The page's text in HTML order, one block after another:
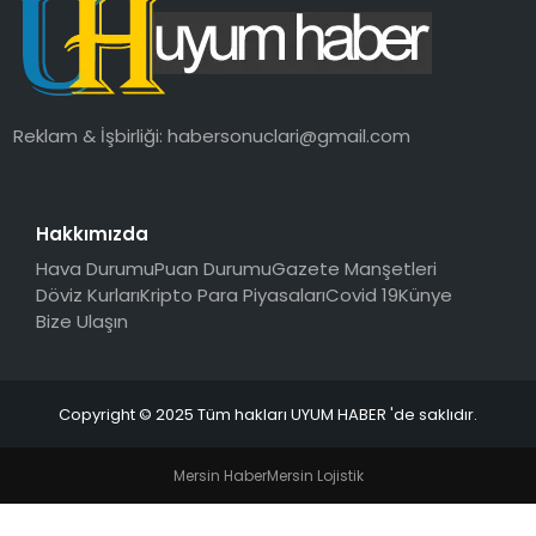
SAĞLIK
MAGAZIN
Reklam & İşbirliği:habersonuclari@gmail.com
Hakkımızda
Hava DurumuPuan DurumuGazete Manşetleri
Döviz KurlarıKripto Para PiyasalarıCovid 19Künye
Bize Ulaşın
Copyright © 2025 Tüm hakları UYUM HABER 'de saklıdır.
Mersin HaberMersin Lojistik